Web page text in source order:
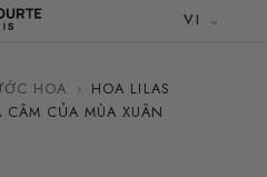
VI
HOA › HOA LILAS
CỦA MÙA XUÂN